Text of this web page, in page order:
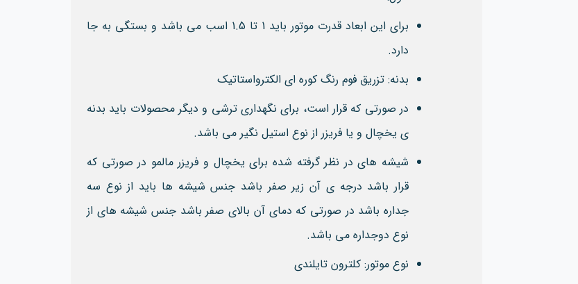
برای این ابعاد قدرت موتور باید 1 تا 1.5 اسب می باشد و بستگی به جا
دارد.
بدنه: تزریق فوم رنگ کوره ای الکترواستاتیک
در صورتی که قرار است، برای نگهداری ترشی و دیگر محصولات باید بدنه
ی یخچال و یا فریزر از نوع استیل نگیر می باشد.
شیشه های در نظر گرفته شده برای یخچال و فریزر مالمو در صورتی که
قرار باشد درجه ی آن زیر صفر باشد جنس شیشه ها باید از نوع سه
جداره باشد در صورتی که دمای آن بالای صفر باشد جنس شیشه های از
نوع دوجداره می باشد.
نوع موتور: کلترون تایلندی